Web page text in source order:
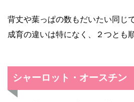
背丈や葉っぱの数もだいたい同じで
成育の違いは特になく、２つとも
シャーロット・オースチン